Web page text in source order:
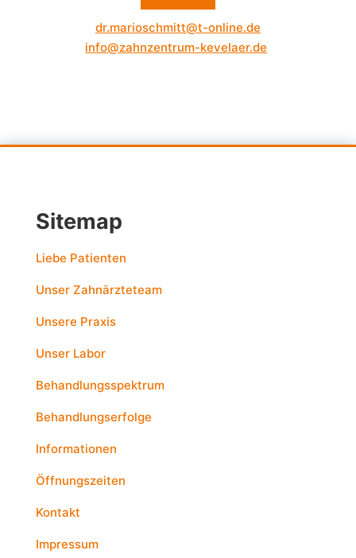
dr.marioschmitt@t-online.de
info@zahnzentrum-kevelaer.de
Sitemap
Liebe Patienten
Unser Zahnärzteteam
Unsere Praxis
Unser Labor
Behandlungsspektrum
Behandlungserfolge
Informationen
Öffnungszeiten
Kontakt
Impressum